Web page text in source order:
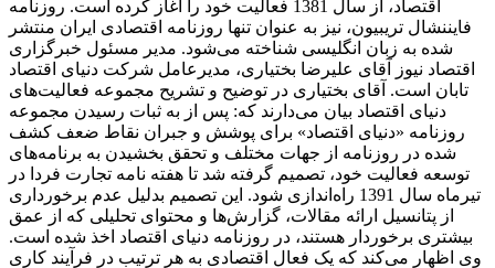
اقتصاد، از سال 1381 فعالیت خود را آغاز کرده است. روزنامه
فایننشال تریبیون، نیز به عنوان تنها روزنامه اقتصادی ایران منتشر
شده به زبان انگلیسی شناخته می‌شود. مدیر مسئول خبرگزاری
اقتصاد نیوز آقای علیرضا بختیاری، مدیرعامل شرکت دنیای اقتصاد
تابان است. آقای بختیاری در توضیح و تشریح مجموعه فعالیت‌های
دنیای اقتصاد بیان می‌دارند که: پس از به ثبات رسیدن مجموعه
روزنامه «دنیای اقتصاد» برای پوشش و جبران نقاط ضعف کشف
شده در روزنامه از جهات مختلف و تحقق بخشیدن به برنامه‌های
توسعه فعالیت خود، تصمیم گرفته شد تا هفته نامه تجارت فردا در
تیرماه سال 1391 راه‌اندازی شود. این تصمیم بدلیل عدم برخورداری
از پتانسیل ارائه مقالات، گزارش‌ها و محتوای تحلیلی که از عمق
بیشتری برخوردار هستند، در روزنامه دنیای اقتصاد اخذ شده است.
وی اظهار می‌کند که یک فعال اقتصادی به هر ترتیب در فرآیند کاری